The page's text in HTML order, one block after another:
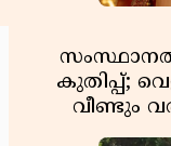
കുതിപ്പ്;
വീണ്ടും